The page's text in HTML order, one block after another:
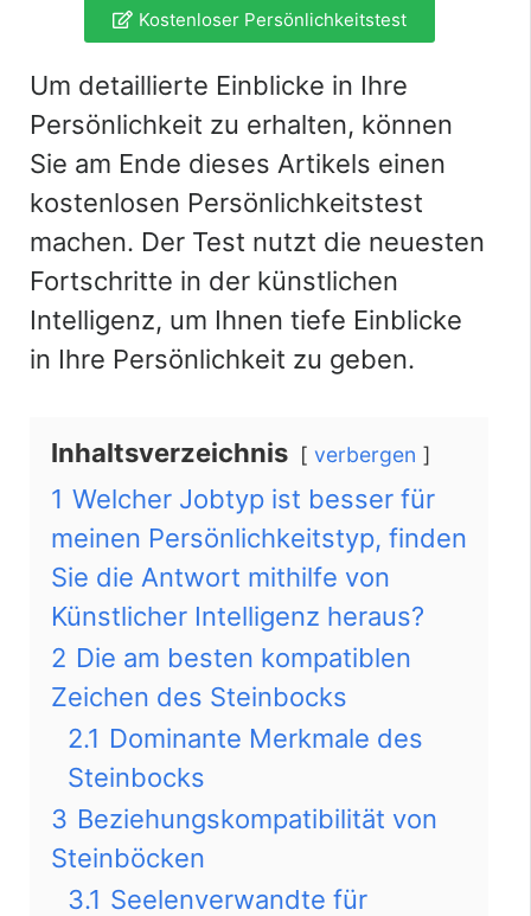
Kostenloser Persönlichkeitstest
Um detaillierte Einblicke in Ihre
Persönlichkeit zu erhalten, können
Sie am Ende dieses Artikels einen
kostenlosen Persönlichkeitstest
machen. Der Test nutzt die neuesten
Fortschritte in der künstlichen
Intelligenz, um Ihnen tiefe Einblicke
in Ihre Persönlichkeit zu geben.
Inhaltsverzeichnis verbergen
1 Welcher Jobtyp ist besser für
meinen Persönlichkeitstyp, finden
Sie die Antwort mithilfe von
Künstlicher Intelligenz heraus?
2 Die am besten kompatiblen
Zeichen des Steinbocks
2.1 Dominante Merkmale des
Steinbocks
3 Beziehungskompatibilität von
Steinböcken
3.1 Seelenverwandte für